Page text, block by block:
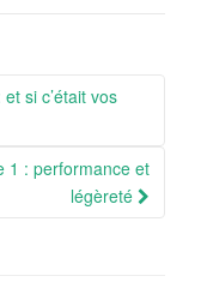
si c’était vos
1 : performance et
légèreté